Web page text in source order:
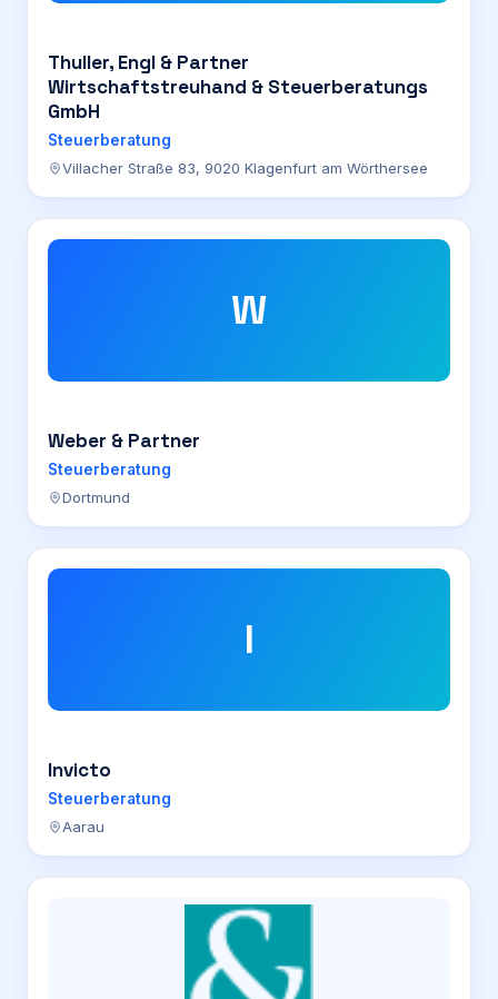
Thuller, Engl & Partner
Wirtschaftstreuhand & Steuerberatungs
GmbH
Steuerberatung
Villacher Straße 83, 9020 Klagenfurt am Wörthersee
W
Weber & Partner
Steuerberatung
Dortmund
I
Invicto
Steuerberatung
Aarau